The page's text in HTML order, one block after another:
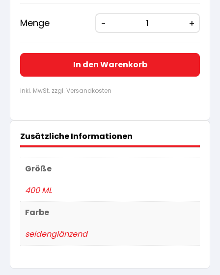
Spezialfarben
Menge
In den Warenkorb
inkl. MwSt. zzgl. Versandkosten
Zusätzliche Informationen
Größe
400 ML
Farbe
seidenglänzend